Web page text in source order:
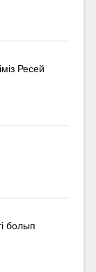
Ресей
болып